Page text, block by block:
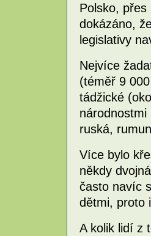
Polsko,
dokázáno,
legislativy
Nejvíce
(téměř 9
tádžické
ruská,
Více bylo
někdy
často navíc
dětmi, proto
A kolik lidí z